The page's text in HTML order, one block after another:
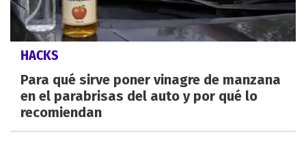
HACKS
Para qué sirve poner vinagre de manzana
en el parabrisas del auto y por qué lo
recomiendan